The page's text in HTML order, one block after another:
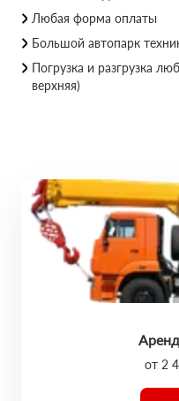
Любая форма оплаты
Большой автопарк
Погрузка и разгрузка
верхняя)
от 2